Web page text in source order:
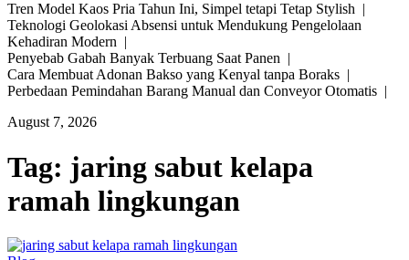
Tren Model Kaos Pria Tahun Ini, Simpel tetapi Tetap Stylish |
Teknologi Geolokasi Absensi untuk Mendukung Pengelolaan
Kehadiran Modern |
Penyebab Gabah Banyak Terbuang Saat Panen |
Cara Membuat Adonan Bakso yang Kenyal tanpa Boraks |
Perbedaan Pemindahan Barang Manual dan Conveyor Otomatis |
August 7, 2026
Tag: jaring sabut kelapa
ramah lingkungan